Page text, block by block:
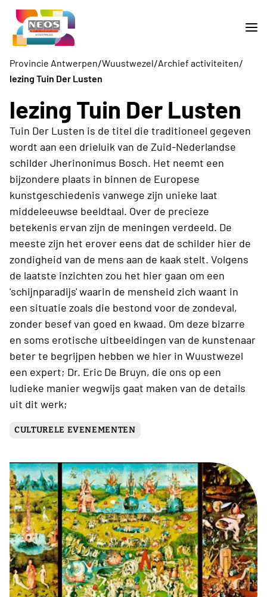
Provincie Antwerpen/Wuustwezel/Archief activiteiten/
lezing Tuin Der Lusten
lezing Tuin Der Lusten
Tuin Der Lusten is de titel die traditioneel gegeven
wordt aan een drieluik van de Zuid-Nederlandse
schilder Jherinonimus Bosch. Het neemt een
bijzondere plaats in binnen de Europese
kunstgeschiedenis vanwege zijn unieke laat
middeleeuwse beeldtaal. Over de precieze
betekenis ervan zijn de meningen verdeeld. De
meeste zijn het erover eens dat de schilder hier de
zondigheid van de mens aan de kaak stelt. Volgens
de laatste inzichten zou het hier gaan om een
'schijnparadijs' waarin de mensheid zich waant in
een situatie zoals die bestond voor de zondeval,
zonder besef van goed en kwaad. Om deze bizarre
en soms erotische uitbeeldingen van de kunstenaar
beter te begrijpen hebben we hier in Wuustwezel
een expert; Dr. Eric De Bruyn, die ons op een
ludieke manier wegwijs gaat maken van de details
uit dit werk;
CULTURELE EVENEMENTEN